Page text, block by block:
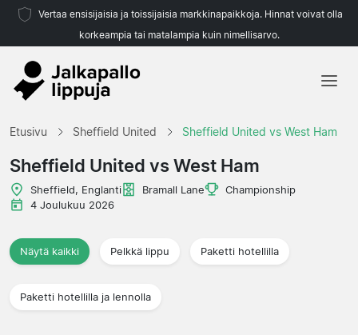
Vertaa ensisijaisia ja toissijaisia markkinapaikkoja. Hinnat voivat olla
korkeampia tai matalampia kuin nimellisarvo.
Etusivu Sheffield United Sheffield United vs West Ham
Sheffield United vs West Ham
Sheffield, Englanti Bramall Lane
Championship
4 Joulukuu 2026
Näytä kaikki Pelkkä lippu Paketti hotellilla
Paketti hotellilla ja lennolla